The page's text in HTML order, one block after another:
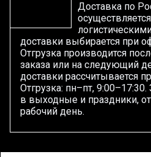
Доставка по
доставки выбирается при
Отгрузка производится
заказа или на следующий
доставки рассчитывается
Отгрузка: пн–пт,
в выходные и праздники,
рабочий день.